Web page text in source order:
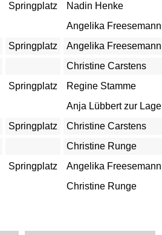
Springplatz Nadin Henke
Angelika Freesemann
Springplatz Angelika Freesemann
Christine Carstens
Springplatz Regine Stamme
Anja Lübbert zur Lage
Springplatz Christine Carstens
Christine Runge
Springplatz Angelika Freesemann
Christine Runge